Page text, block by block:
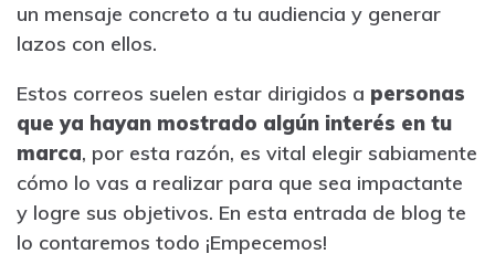
un mensaje concreto a tu audiencia y generar
lazos con ellos.
Estos correos suelen estar dirigidos a personas
que ya hayan mostrado algún interés en tu
marca, por esta razón, es vital elegir sabiamente
cómo lo vas a realizar para que sea impactante
y logre sus objetivos. En esta entrada de blog te
lo contaremos todo ¡Empecemos!